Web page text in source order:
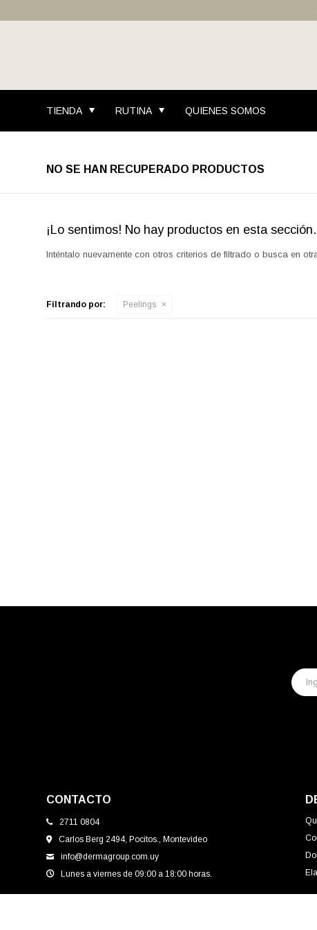
TIENDA RUTINA QUIENES SOMOS
NO SE HAN RECUPERADO PRODUCTOS
¡Lo sentimos! No hay productos en esta sección.
Inténtalo nuevamente con otros criterios de filtrado o busca en
Filtrando por: Peelings
CONTACTO
2711 0804
Carlos Berg 2494, Pocitos., Montevideo
info@dermagroup.com.uy
Lunes a viernes de 09:00 a 18:00 horas.